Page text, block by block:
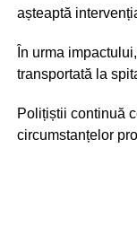
așteaptă
În urma
transportată la
Polițiștii continuă
circumstanțelor